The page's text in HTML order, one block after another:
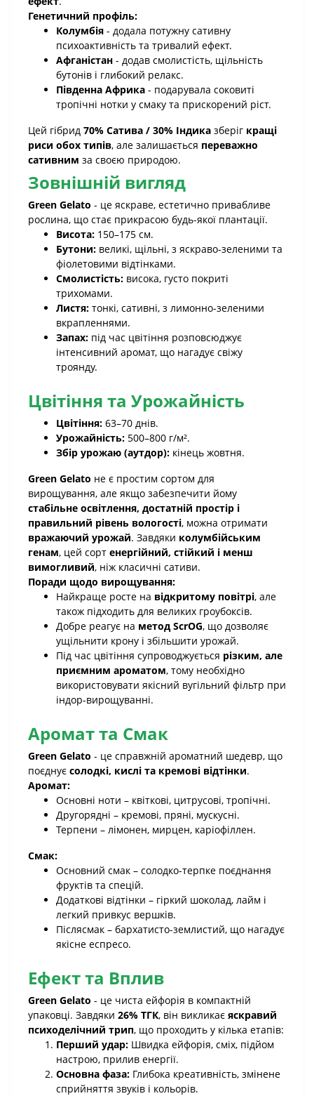
Генетичний профіль:
Колумбія - додала потужну сативну
психоактивність та тривалий ефект.
Афганістан - додав смолистість, щільність
бутонів і глибокий релакс.
Південна Африка - подарувала соковиті
тропічні нотки у смаку та прискорений ріст.
Цей гібрид 70% Сатива / 30% Індика зберіг кращі
риси обох типів, але залишається переважно
сативним за своєю природою.
Зовнішній вигляд
Green Gelato - це яскраве, естетично привабливе
рослина, що стає прикрасою будь-якої плантації.
Висота: 150–175 см.
Бутони: великі, щільні, з яскраво-зеленими та
фіолетовими відтінками.
Смолистість: висока, густо покриті
трихомами.
Листя: тонкі, сативні, з лимонно-зеленими
вкрапленнями.
Запах: під час цвітіння розповсюджує
інтенсивний аромат, що нагадує свіжу
троянду.
Цвітіння та Урожайність
Цвітіння: 63–70 днів.
Урожайність: 500–800 г/м².
Збір урожаю (аутдор): кінець жовтня.
Green Gelato не є простим сортом для
вирощування, але якщо забезпечити йому
стабільне освітлення, достатній простір і
правильний рівень вологості, можна отримати
вражаючий урожай. Завдяки колумбійським
генам, цей сорт енергійний, стійкий і менш
вимогливий, ніж класичні сативи.
Поради щодо вирощування:
Найкраще росте на відкритому повітрі, але
також підходить для великих гроубоксів.
Добре реагує на метод ScrOG, що дозволяє
ущільнити крону і збільшити урожай.
Під час цвітіння супроводжується різким, але
приємним ароматом, тому необхідно
використовувати якісний вугільний фільтр при
індор-вирощуванні.
Аромат та Смак
Green Gelato - це справжній ароматний шедевр, що
поєднує солодкі, кислі та кремові відтінки.
Аромат:
Основні ноти – квіткові, цитрусові, тропічні.
Другорядні – кремові, пряні, мускусні.
Терпени – лімонен, мирцен, каріофіллен.
Смак:
Основний смак – солодко-терпке поєднання
фруктів та спецій.
Додаткові відтінки – гіркий шоколад, лайм і
легкий привкус вершків.
Післясмак – бархатисто-землистий, що нагадує
якісне еспресо.
Ефект та Вплив
Green Gelato - це чиста ейфорія в компактній
упаковці. Завдяки 26% ТГК, він викликає яскравий
психоделічний трип, що проходить у кілька етапів:
Перший удар: Швидка ейфорія, сміх, підйом
настрою, прилив енергії.
Основна фаза: Глибока креативність, змінене
сприйняття звуків і кольорів.